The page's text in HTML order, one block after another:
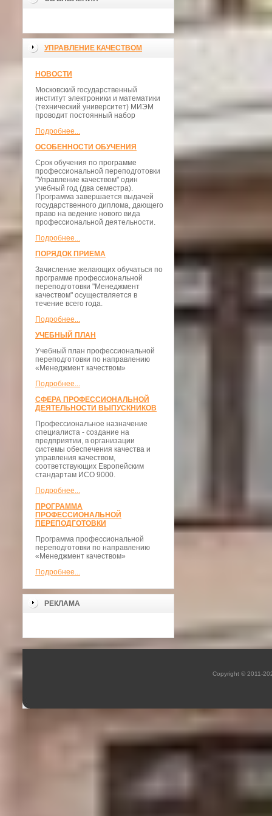
УПРАВЛЕНИЕ КАЧЕСТВОМ
НОВОСТИ
Московский государственный
институт электроники и математики
(технический университет) МИЭМ
проводит постоянный набор
Подробнее...
ОСОБЕННОСТИ ОБУЧЕНИЯ
Срок обучения по программе
профессиональной переподготовки
"Управление качеством" один
учебный год (два семестра).
Программа завершается выдачей
государственного диплома, дающего
право на ведение нового вида
профессиональной деятельности.
Подробнее...
ПОРЯДОК ПРИЕМА
Зачисление желающих обучаться по
программе профессиональной
переподготовки "Менеджмент
качеством" осуществляется в
течение всего года.
Подробнее...
УЧЕБНЫЙ ПЛАН
Учебный план профессиональной
переподготовки по направлению
«Менеджмент качеством»
Подробнее...
СФЕРА ПРОФЕССИОНАЛЬНОЙ
ДЕЯТЕЛЬНОСТИ ВЫПУСКНИКОВ
Профессиональное назначение
специалиста - создание на
предприятии, в организации
системы обеспечения качества и
управления качеством,
соответствующих Европейским
стандартам ИСО 9000.
Подробнее...
ПРОГРАММА
ПРОФЕССИОНАЛЬНОЙ
ПЕРЕПОДГОТОВКИ
Программа профессиональной
переподготовки по направлению
«Менеджмент качеством»
Подробнее...
РЕКЛАМА
Copyright © 2011-